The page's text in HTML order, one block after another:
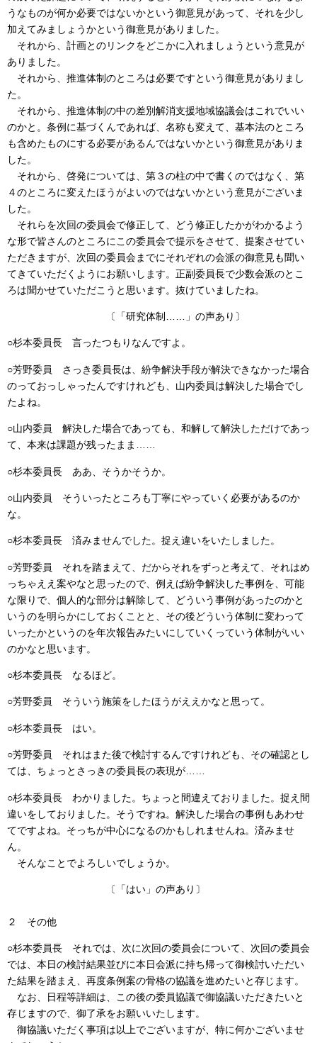
うなものが何か必要ではないかという御意見があって、それを少し
加えてみましょうかという御意見がありました。
それから、計画とのリンクをどこかに入れましょうという意見が
ありました。
それから、推進体制のところは必要ですという御意見がありまし
た。
それから、推進体制の中の差別解消支援地域協議会はこれでいい
のかと。条例に基づくんであれば、名称も変えて、基本法のところ
も含めたものにする必要があるんではないかという御意見がありま
した。
それから、啓発については、第３の柱の中で書くのではなく、第
４のところに変えたほうがよいのではないかという意見がございま
した。
それらを次回の委員会で修正して、どう修正したかがわかるよう
な形で皆さんのところにこの委員会で提示をさせて、提案させてい
ただきますが、次回の委員会までにそれぞれの会派の御意見も聞い
てきていただくようにお願いします。正副委員長で少数会派のとこ
ろは聞かせていただこうと思います。抜けていましたね。
〔「研究体制……」の声あり〕
○杉本委員長 言ったつもりなんですよ。
○芳野委員
さっき委員長は、紛争解決手段が解決できなかった場合
のっておっしゃったんですけれども、山内委員は解決した場合でし
たよね。
○山内委員
解決した場合であっても、和解して解決しただけであっ
て、本来は課題が残ったまま……
○杉本委員長 ああ、そうかそうか。
○山内委員 そういったところも丁寧にやっていく必要があるのか
な。
○杉本委員長 済みませんでした。捉え違いをいたしました。
○芳野委員
それを踏まえて、だからそれをずっと考えて、それはめ
っちゃええ案やなと思ったので、例えば紛争解決した事例を、可能
な限りで、個人的な部分は解除して、どういう事例があったのかと
いうのを明らかにしておくことと、その後どういう体制に変わって
いったかというのを年次報告みたいにしていくっていう体制がいい
のかなと思います。
○杉本委員長 なるほど。
○芳野委員 そういう施策をしたほうがええかなと思って。
○杉本委員長 はい。
○芳野委員
それはまた後で検討するんですけれども、その確認とし
ては、ちょっとさっきの委員長の表現が……
○杉本委員長 わかりました。ちょっと間違えておりました。捉え間
違いをしておりました。そうですね。解決した場合の事例もあわせ
てですよね。そっちが中心になるのかもしれませんね。済みませ
ん。
そんなことでよろしいでしょうか。
〔「はい」の声あり〕
２ その他
○杉本委員長 それでは、次に次回の委員会について、次回の委員会
では、本日の検討結果並びに本日会派に持ち帰って御検討いただい
た結果を踏まえ、再度条例案の骨格の協議を進めたいと存じます。
なお、日程等詳細は、この後の委員協議で御協議いただきたいと
存じますので、御了承をお願いいたします。
御協議いただく事項は以上でございますが、特に何かございませ